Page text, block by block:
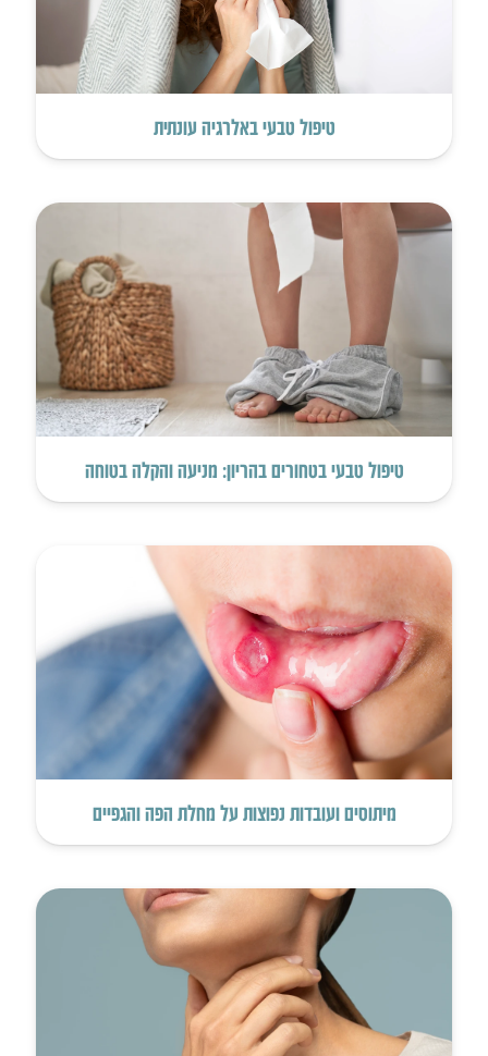
טיפול טבעי באלרגיה עונתית
טיפול טבעי בטחורים בהריון: מניעה והקלה בטוחה
מיתוסים ועובדות נפוצות על מחלת הפה והגפיים